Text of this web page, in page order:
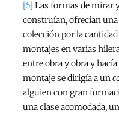
[6] Las formas de mirar
construían, ofrecían una
colección por la
montajes en varias
entre obra y obra y
montaje se dirigía a un
alguien con gran
una clase acomodada,